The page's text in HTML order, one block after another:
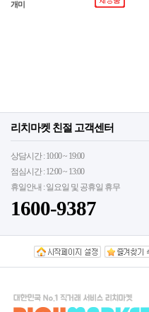
개미
리치마켓 친절 고객센터
상담시간 : 10:00 ~ 19:00
점심시간 : 12:00 ~ 13:00
휴일안내 : 일요일 및 공휴일 휴무
1600-9387